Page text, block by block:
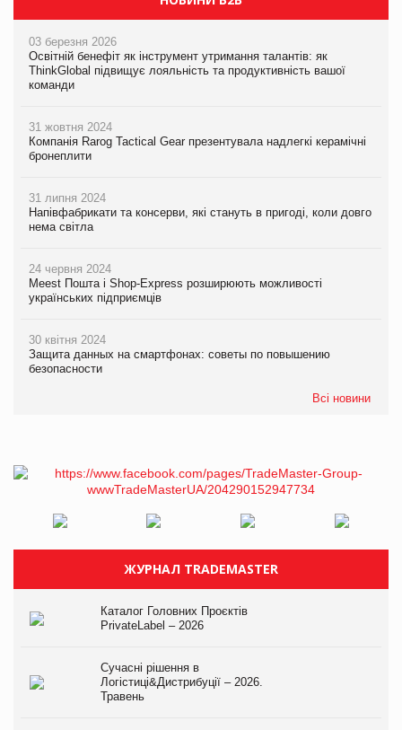
03 березня 2026
Освітній бенефіт як інструмент утримання талантів: як
ThinkGlobal підвищує лояльність та продуктивність вашої
команди
31 жовтня 2024
Компанія Rarog Tactical Gear презентувала надлегкі керамічні
бронеплити
31 липня 2024
Напівфабрикати та консерви, які стануть в пригоді, коли довго
нема світла
24 червня 2024
Meest Пошта і Shop-Express розширюють можливості
українських підприємців
30 квітня 2024
Защита данных на смартфонах: советы по повышению
безопасности
Всі новини
ЖУРНАЛ TRADEMASTER
Каталог Головних Проєктів
PrivateLabel – 2026
Сучасні рішення в
Логістиці&Дистрибуції – 2026.
Травень